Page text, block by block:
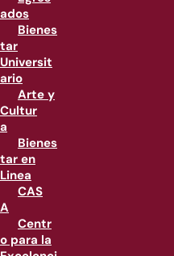
ados
Bienes
tar
Universit
ario
Arte y
Cultur
a
Bienes
tar en
Linea
CAS
A
Centr
o para la